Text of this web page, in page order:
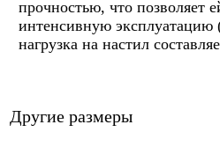
прочностью, что позволяет
интенсивную эксплуатацию
нагрузка на настил
Другие размеры